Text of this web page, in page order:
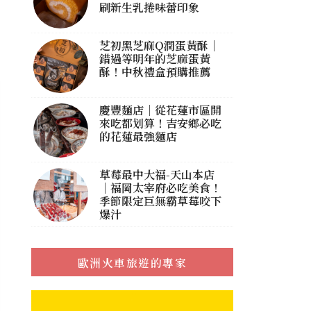
刷新生乳捲味蕾印象
芝初黑芝麻Q潤蛋黃酥｜
錯過等明年的芝麻蛋黃
酥！中秋禮盒預購推薦
慶豐麵店｜從花蓮市區開
來吃都划算！吉安鄉必吃
的花蓮最強麵店
草莓最中大福-天山本店
｜福岡太宰府必吃美食！
季節限定巨無霸草莓咬下
爆汁
歐洲火車旅遊的專家